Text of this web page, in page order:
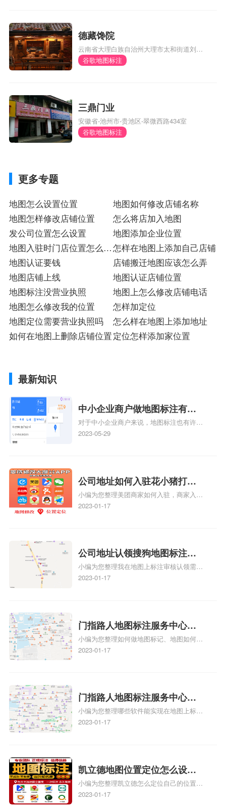
德藏馋院
云南省大理白族自治州大理市太和街道刘官
厂村委会风阳邑村290号
谷歌地图标注
三鼎门业
安徽省-池州市-贵池区-翠微西路434室
谷歌地图标注
更多专题
地图怎么设置位置
地图如何修改店铺名称
地图怎样修改店铺位置
怎么将店加入地图
发公司位置怎么设置
地图添加企业位置
地图入驻时门店位置怎么标
注
怎样在地图上添加自己店铺
地图认证要钱
店铺搬迁地图应该怎么弄
地图店铺上线
地图认证店铺位置
地图标注没营业执照
地图上怎么修改店铺电话
地图怎么修改我的位置
怎样加定位
地图定位需要营业执照吗
怎么样在地图上添加地址
如何在地图上删除店铺位置定位怎样添加家位置
最新知识
中小企业商户做地图标注有什
么好处
对于中小企业商户来说，地图标注也有许多
好处，包括：提高可见性和曝光率：通过在
位置，增加商户被发现的机会。方便客户导
航：地图标注可以帮助客户更容易地找到商
户的实际位置。特别是对于新客户或不熟悉
该地区的客户来说，地图标注可以提供明确
图标注服务中心面的存在。对于一些客户来
说，实体指路人地
2023-05-29
公司地址如何入驻花小猪打车
地图标记？指路人地图标注服
务中心铺如何入驻花小猪打车
小编为您整理美团商家如何入驻，商家入驻
教程、商家如何入驻地图、如何入驻地:、
2023-01-17
公司地址认领搜狗地图标注多
久审核？公司地址认领地图标
注多久审核？
小编为您整理我在地图上标注审核认领需要
多久、我在地图上标注审核认领需要多久
情可查看下方正文！
2023-01-17
门指路人地图标注服务中心如
何做花小猪打车地图位置标
记？门指路人地图标注服务中
小编为您整理如何做地图标记、地图如何做
标记、so搜街景中如何做标记、360e启花贷
关地图标注知识，详情可查看下方正文！
2023-01-17
门指路人地图标注服务中心地
图位置地址标记？门指路人地
图标注服务中心苹果地图位置
小编为您整理哪些软件能实现在地图上标记
门指路人地图标注服务中心位置、门指路人
门指路人地图标注服务中心地址标注上地图
怎么弄相关地图标注知识，详情可查看下方
正文！
2023-01-17
凯立德地图位置定位怎么设置
自己的指路人地图标注服务中
心名？凯立德地图位置定位怎
小编为您整理凯立德怎么定位自己的位置
啊、手机凯立德地图定位怎么设置往上走、
2023-01-17